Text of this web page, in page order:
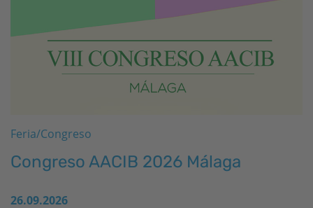
Feria/Congreso
Congreso AACIB 2026 Málaga
26.09.2026